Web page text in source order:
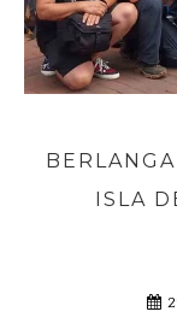
ISLA